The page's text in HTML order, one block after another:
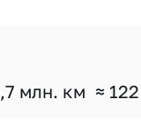
млн. км ≈